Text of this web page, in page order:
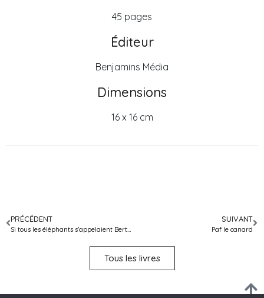
45 pages
Éditeur
Benjamins Média
Dimensions
16 x 16 cm
PRÉCÉDENT SUIVANT
Paf le canard
Tous les livres